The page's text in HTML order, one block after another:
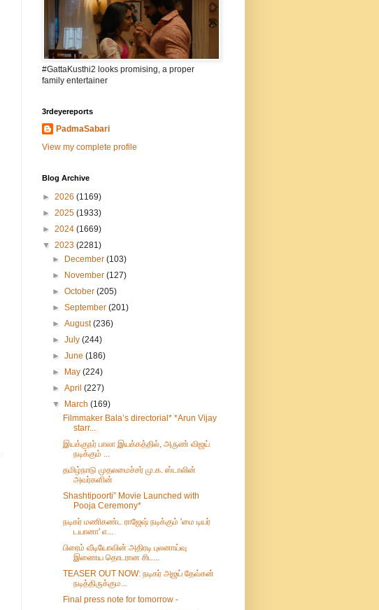
#GattaKusthi2 looks promising, a proper
family entertainer
3rdeyereports
PadmaSabari
View my complete profile
Blog Archive
► 2026 (1169)
► 2025 (1933)
► 2024 (1669)
▼ 2023 (2281)
►
December(103)
►
November(127)
►October(205)
►September(201)
►August(236)
►July(244)
►June(186)
►
May(224)
►April(227)
▼
March(169)
Filmmaker Bala’s directorial* *Arun Vijay
starr...
இயக்குநர் பாலா இயக்கத்தில், அருண் விஜய்
நடிக்கும் ...
தமிழ்நாடு முதலமைச்சர் மு.க. ஸ்டாலின்
அவர்களின்
Shashtipoorti” Movie Launched with
Pooja Ceremony*
நடிகர் மணிகண்ட ராஜேஷ் நடிக்கும் 'மை டியர்
டயானா' எ...
பிரைம் வீடியோவின் அதிரடி புலனாய்வு
இணைய தொடரான சிட...
TEASER OUT NOW: நடிகர் அஜய் தேவ்கன்
நடித்திருக்கும...
Final press note for tomorrow -